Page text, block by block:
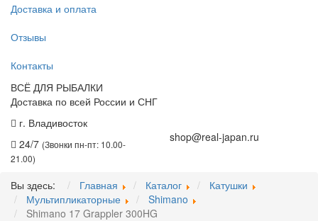
Доставка и оплата
Отзывы
Контакты
ВСЁ ДЛЯ РЫБАЛКИ
Доставка по всей России и СНГ
г. Владивосток
24/7 (Звонки пн-пт: 10.00-
21.00)
shop@real-japan.ru
Вы здесь: Главная Каталог
Катушки
Мультипликаторные
Shimano
Shimano 17 Grappler 300HG